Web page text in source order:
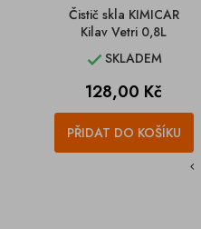
Čistič skla KIMICAR
Kilav Vetri 0,8L
SKLADEM
Cena
128,00 Kč
PŘIDAT DO KOŠÍKU